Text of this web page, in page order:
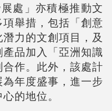
處」亦積極推動文
舉措，包括「創意
力的文創項目，及
品加入「亞洲知識
作。此外，該處計
年度盛事，進一步
的地位。